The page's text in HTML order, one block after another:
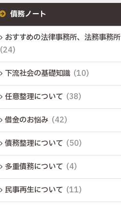
債務ノート
おすすめの法律事務所、法務事務所
(24)
下流社会の基礎知識 (10)
任意整理について (38)
借金のお悩み (42)
債務整理について (50)
多重債務について (4)
民事再生について (11)